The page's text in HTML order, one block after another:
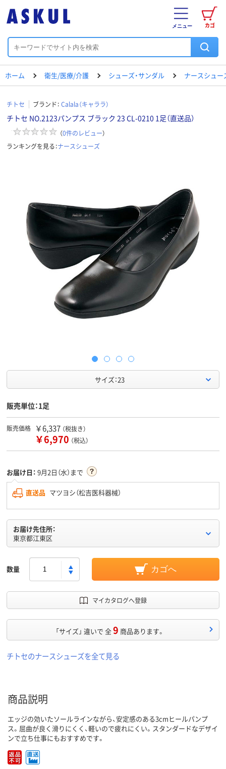
カゴ
メニュー
ホーム 衛生/医療/介護 シューズ・サンダル ナースシュー
チトセ ブランド： Calala（キャララ）
チトセ NO.2123パンプス ブラック 23 CL-0210 1足（直送品）
（0件のレビュー）
ランキングを見る：ナースシューズ
サイズ：23
販売単位：1足
販売価格 ￥6,337 （税抜き）
￥6,970 （税込）
お届け日： 9月2日（水）まで
直送品 マツヨシ（松吉医科器械）
お届け先住所：
東京都江東区
数量 カゴへ
マイカタログへ登録
「サイズ」 違いで 全9 商品あります。
チトセのナースシューズを全て見る
商品説明
エッジの効いたソールラインながら、安定感のある3cmヒールパンプ
ス。屈曲が良く滑りにくく、軽いので疲れにくい。スタンダードなデザイ
ンで立ち仕事にもおすすめです。